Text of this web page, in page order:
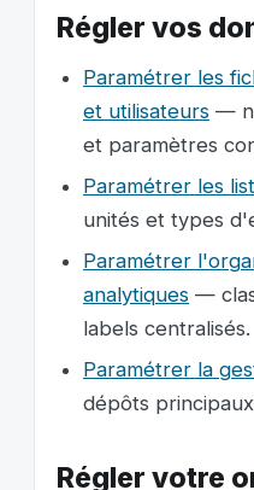
Régler vos
Paramétrer les
et utilisateurs —
et paramètres
Paramétrer les
unités et types
Paramétrer
analytiques —
labels centralisés.
Paramétrer la
dépôts
Régler votre